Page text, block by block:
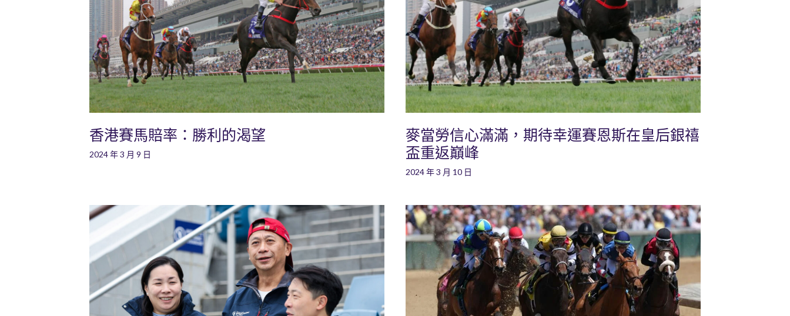
香港賽馬賠率：勝利的渴望
2024 年 3 月 9 日
麥當勞信心滿滿，期待幸運賽恩斯在皇后銀禧
盃重返巔峰
2024 年 3 月 10 日